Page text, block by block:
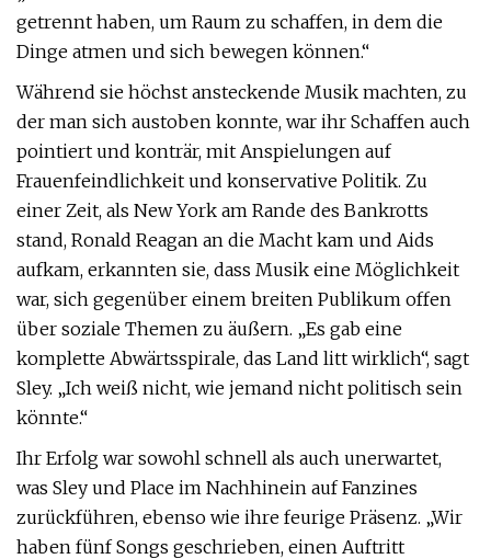
getrennt haben, um Raum zu schaffen, in dem die
Dinge atmen und sich bewegen können.“
Während sie höchst ansteckende Musik machten, zu
der man sich austoben konnte, war ihr Schaffen auch
pointiert und konträr, mit Anspielungen auf
Frauenfeindlichkeit und konservative Politik. Zu
einer Zeit, als New York am Rande des Bankrotts
stand, Ronald Reagan an die Macht kam und Aids
aufkam, erkannten sie, dass Musik eine Möglichkeit
war, sich gegenüber einem breiten Publikum offen
über soziale Themen zu äußern. „Es gab eine
komplette Abwärtsspirale, das Land litt wirklich“, sagt
Sley. „Ich weiß nicht, wie jemand nicht politisch sein
könnte.“
Ihr Erfolg war sowohl schnell als auch unerwartet,
was Sley und Place im Nachhinein auf Fanzines
zurückführen, ebenso wie ihre feurige Präsenz. „Wir
haben fünf Songs geschrieben, einen Auftritt